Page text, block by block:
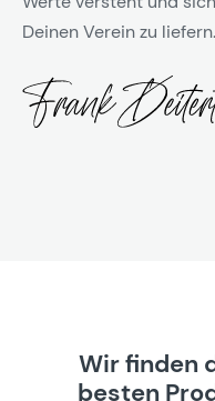
Deinen Verein zu liefern.
Wir finden
besten